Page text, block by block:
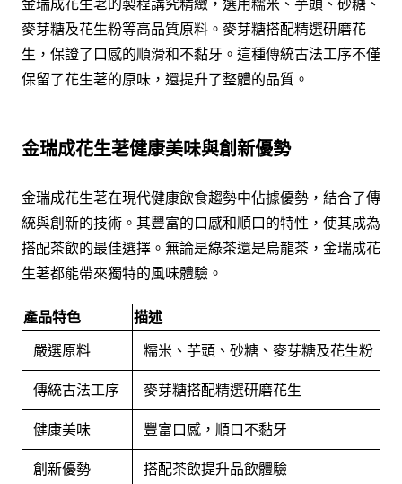
麥芽糖及花生粉等高品質原料。麥芽糖搭配精選研磨花
生，保證了口感的順滑和不黏牙。這種傳統古法工序不僅
保留了花生荖的原味，還提升了整體的品質。
金瑞成花生荖健康美味與創新優勢
金瑞成花生荖在現代健康飲食趨勢中佔據優勢，結合了傳
統與創新的技術。其豐富的口感和順口的特性，使其成為
搭配茶飲的最佳選擇。無論是綠茶還是烏龍茶，金瑞成花
生荖都能帶來獨特的風味體驗。
產品特色
描述
嚴選原料
糯米、芋頭、砂糖、麥芽糖及花生粉
傳統古法工序
麥芽糖搭配精選研磨花生
健康美味
豐富口感，順口不黏牙
創新優勢
搭配茶飲提升品飲體驗